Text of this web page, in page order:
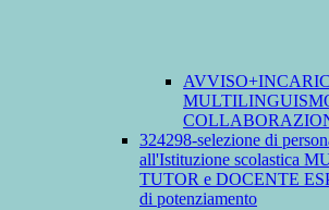
324298-selezione di
all'Istituzione scolastica
TUTOR e DOCENTE
di potenziamento